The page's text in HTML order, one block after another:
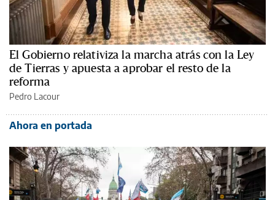
El Gobierno relativiza la marcha atrás con la Ley
de Tierras y apuesta a aprobar el resto de la
reforma
Pedro Lacour
Ahora en portada